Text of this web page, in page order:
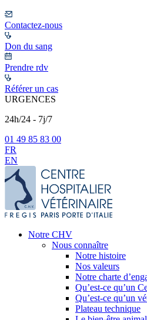
Contactez-nous
Don du sang
Prendre rdv
Référer un cas
URGENCES
24h/24 - 7j/7
01 49 85 83 00
FR
EN
Notre CHV
Nous connaître
Notre histoire
Nos valeurs
Notre charte
Qu’est-ce qu’un
Qu’est-ce qu’un
Plateau technique